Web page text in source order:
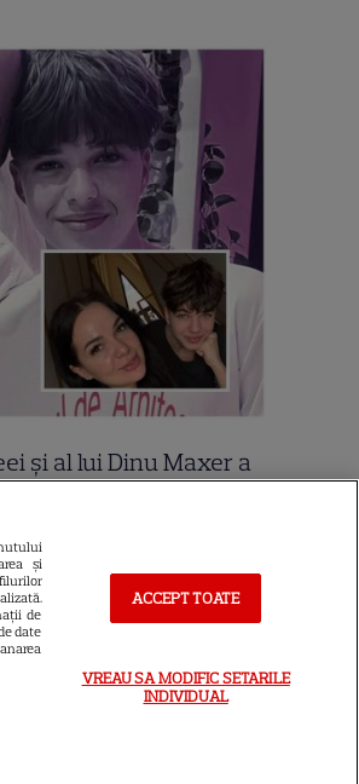
și al lui Dinu Maxer a
Andreas, admis
cu note maxime
și
de
date
ACCEPT TOATE
VREAU SA MODIFIC SETARILE
INDIVIDUAL